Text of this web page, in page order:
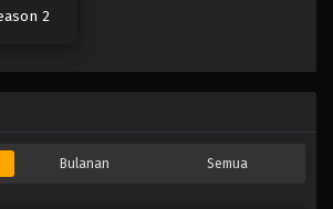
2
Bulanan Semua